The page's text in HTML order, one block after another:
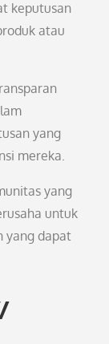
keputusan
atau
yang
mereka.
yang
untuk
yang dapat